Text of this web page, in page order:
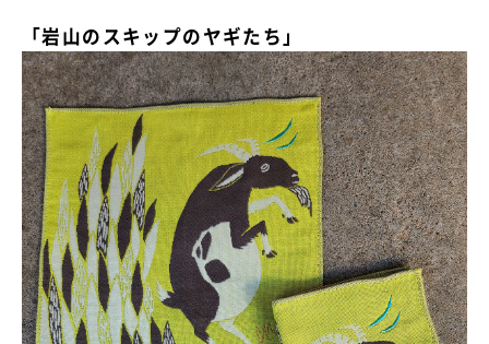
「岩山のスキップのヤギたち」